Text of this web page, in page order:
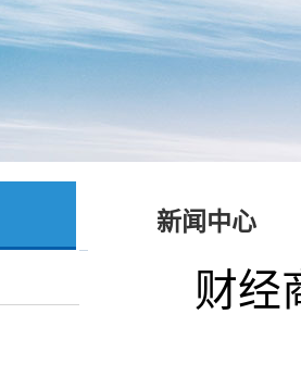
新闻中心
财经